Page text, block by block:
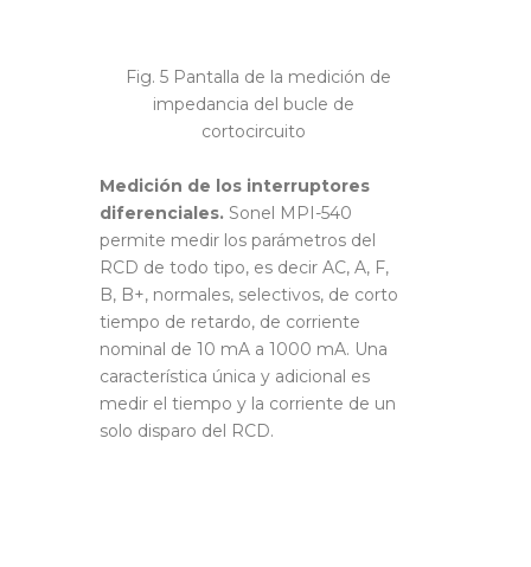
Fig. 5 Pantalla de la medición de
impedancia del bucle de
cortocircuito
Medición de los interruptores
diferenciales. Sonel MPI-540
permite medir los parámetros del
RCD de todo tipo, es decir AC, A, F,
B, B+, normales, selectivos, de corto
tiempo de retardo, de corriente
nominal de 10 mA a 1000 mA. Una
característica única y adicional es
medir el tiempo y la corriente de un
solo disparo del RCD.